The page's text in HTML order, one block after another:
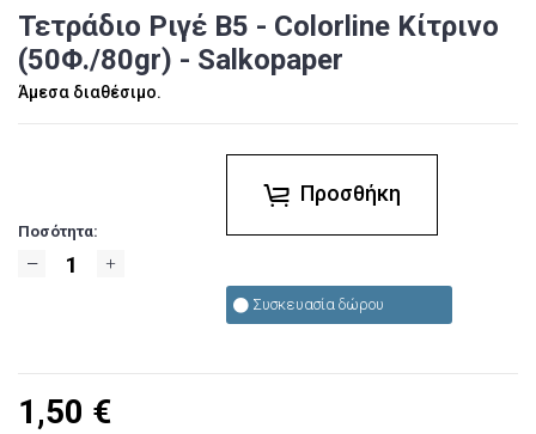
Τετράδιο Ριγέ Β5 - Colorline Κίτρινο
(50Φ./80gr) - Salkopaper
Άμεσα διαθέσιμο.
Ποσότητα:
Προσθήκη
Συσκευασία δώρου
1,50 €